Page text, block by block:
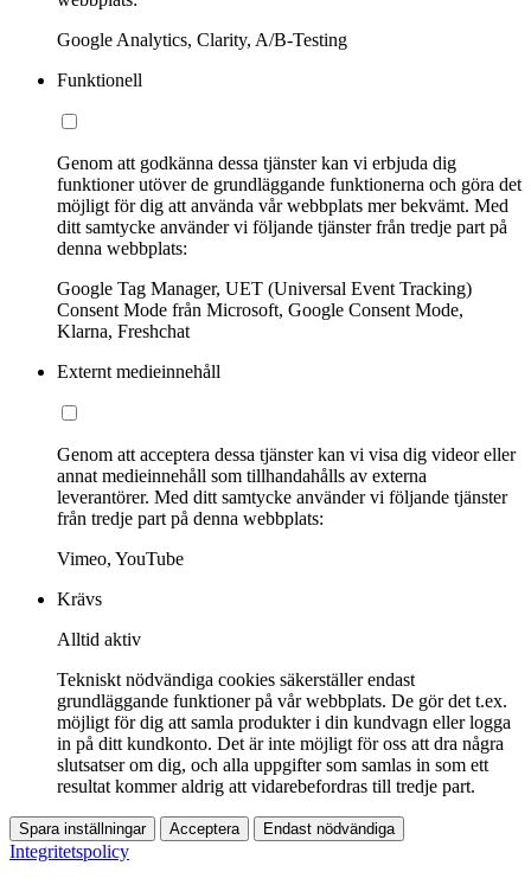
Google Analytics, Clarity, A/B-Testing
Funktionell
Genom att godkänna dessa tjänster kan vi erbjuda dig
funktioner utöver de grundläggande funktionerna och göra det
möjligt för dig att använda vår webbplats mer bekvämt. Med
ditt samtycke använder vi följande tjänster från tredje part på
denna webbplats:
Google Tag Manager, UET (Universal Event Tracking)
Consent Mode från Microsoft, Google Consent Mode,
Klarna, Freshchat
Externt medieinnehåll
Genom att acceptera dessa tjänster kan vi visa dig videor eller
annat medieinnehåll som tillhandahålls av externa
leverantörer. Med ditt samtycke använder vi följande tjänster
från tredje part på denna webbplats:
Vimeo, YouTube
Krävs
Alltid aktiv
Tekniskt nödvändiga cookies säkerställer endast
grundläggande funktioner på vår webbplats. De gör det t.ex.
möjligt för dig att samla produkter i din kundvagn eller logga
in på ditt kundkonto. Det är inte möjligt för oss att dra några
slutsatser om dig, och alla uppgifter som samlas in som ett
resultat kommer aldrig att vidarebefordras till tredje part.
Spara inställningar Acceptera Endast nödvändiga
Integritetspolicy